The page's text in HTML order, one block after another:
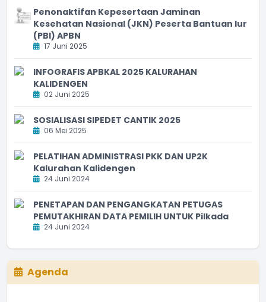
Penonaktifan Kepesertaan Jaminan
Kesehatan Nasional (JKN) Peserta Bantuan Iur
(PBI) APBN
17 Juni 2025
INFOGRAFIS APBKAL 2025 KALURAHAN
KALIDENGEN
02 Juni 2025
SOSIALISASI SIPEDET CANTIK 2025
06 Mei 2025
PELATIHAN ADMINISTRASI PKK DAN UP2K
Kalurahan Kalidengen
24 Juni 2024
PENETAPAN DAN PENGANGKATAN PETUGAS
PEMUTAKHIRAN DATA PEMILIH UNTUK Pilkada
24 Juni 2024
Agenda